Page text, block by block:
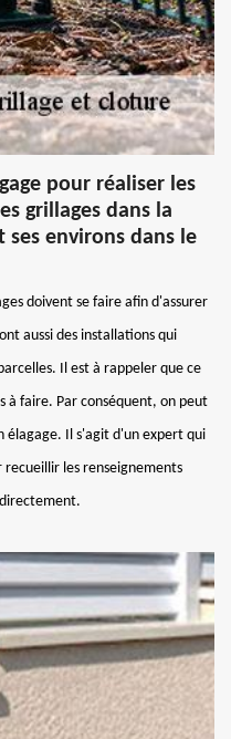
pour réaliser les
grillages dans la
ses environs dans le
doivent se faire afin d'assurer
aussi des installations qui
Il est à rappeler que ce
à faire. Par conséquent, on peut
élagage. Il s'agit d'un expert qui
les renseignements